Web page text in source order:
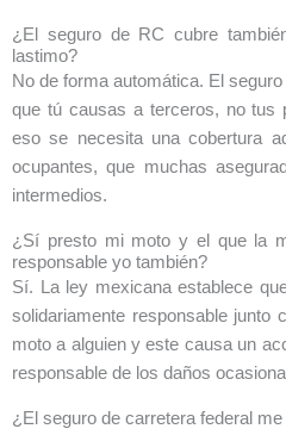
¿El seguro de RC cubre
lastimo?
No de forma automática. El
que tú causas a terceros, no tus
eso se necesita una cobertura
ocupantes, que muchas
intermedios.
¿Sí presto mi moto y el que la
responsable yo también?
Sí. La ley mexicana establece
solidariamente responsable junto
moto a alguien y este causa un
responsable de los daños
¿El seguro de carretera federal